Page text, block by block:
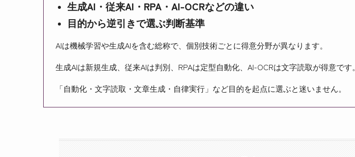
生成AI・従来AI・RPA・AI-OCRなどの違い
目的から逆引きで選ぶ判断基準
AIは機械学習や生成AIを含む総称で、個別技術ごとに得意分野が異なります。
生成AIは新規生成、従来AIは判別、RPAは定型自動化、AI-OCRは文字読取が得意です。
「自動化・文字読取・文章生成・自律実行」など目的を起点に選ぶと迷いません。